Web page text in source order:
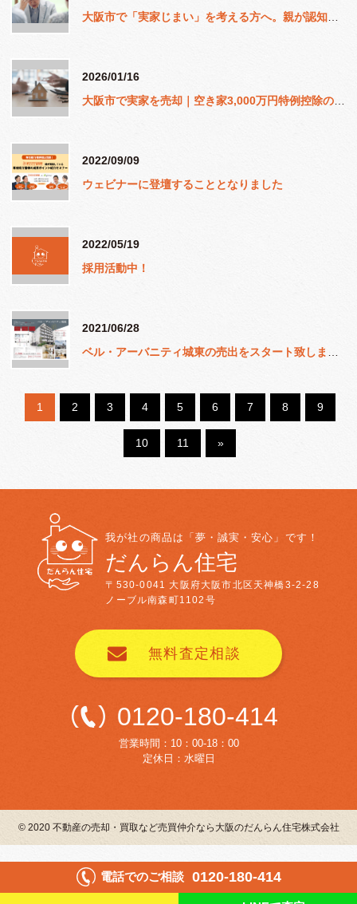
2026/01/16
2022/09/09
ウェビナーに登壇することとなりました
2022/05/19
採用活動中！
2021/06/28
1 2 3 4 5 6 7 8 9
10 11 »
電話でのご相談 0120-180-414
我が社の商品は「夢・誠実・安心」です！
だんらん住宅
〒530-0041 大阪府大阪市北区天神橋3-2-28
ノーブル南森町1102号
無料査定相談
0120-180-414
営業時間：10：00-18：00
定休日：水曜日
© 2020 不動産の売却・買取など売買仲介なら大阪のだんらん住宅株式会社